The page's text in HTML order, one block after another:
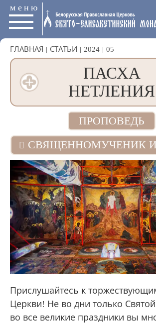
меню
ГЛАВНАЯ | СТАТЬИ | 2024 | 05
ПАСХА
НЕТЛЕНИЯ
ПРОПОВЕДЬ
СВЯЩЕННОМУЧЕНИК
Прислушайтесь к
Церкви! Не во дни только
во все великие праздники вы